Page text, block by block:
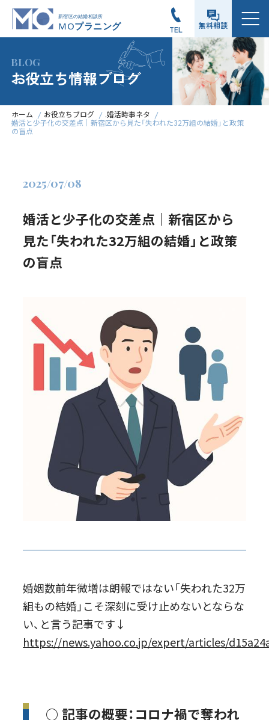
TEL 無料相談
メニュー
BLOG
お役立ち情報ブログ
ホーム お役立ちブログ
.婚活時事ネタ
婚活と少子化の交差点｜新宿区から見た「失われた32万組の結婚」と政策
の盲点
婚活と少子化の交差点｜新宿区から
見た「失われた32万組の結婚」と政策
の盲点
2025/07/08
婚姻数前年微増は朗報ではない「失われた32万
組もの結婚」こそ深刻に受け止めないとならな
い、と言う記事です↓
https://news.yahoo.co.jp/expert/articles/
○ 記事の概要：コロナ禍で奪われ